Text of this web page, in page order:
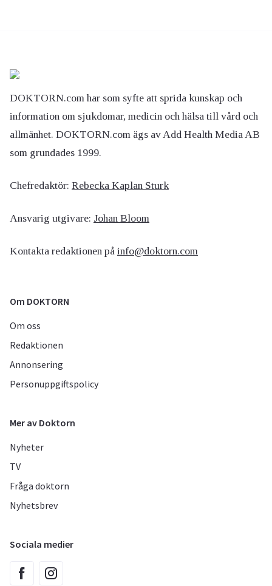
DOKTORN.com har som syfte att sprida kunskap och
information om sjukdomar, medicin och hälsa till vård och
allmänhet. DOKTORN.com ägs av Add Health Media AB
som grundades 1999.
Chefredaktör: Rebecka Kaplan Sturk
Ansvarig utgivare: Johan Bloom
Kontakta redaktionen på info@doktorn.com
Om DOKTORN
Om oss
Redaktionen
Annonsering
Personuppgiftspolicy
Mer av Doktorn
Nyheter
TV
Fråga doktorn
Nyhetsbrev
Sociala medier